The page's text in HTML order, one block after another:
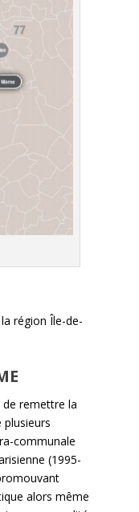
région Île-de-
remettre la
communale
(1995-
alors même